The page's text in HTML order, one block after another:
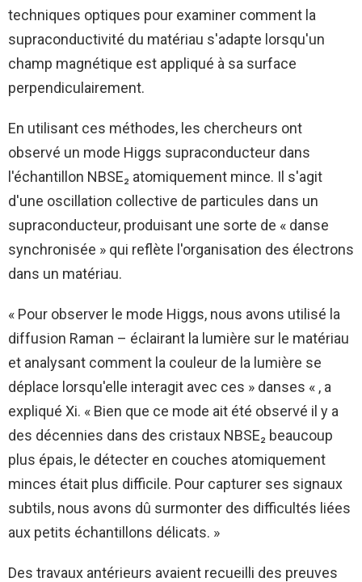
techniques optiques pour examiner comment la
supraconductivité du matériau s'adapte lorsqu'un
champ magnétique est appliqué à sa surface
perpendiculairement.
En utilisant ces méthodes, les chercheurs ont
observé un mode Higgs supraconducteur dans
l'échantillon NBSE₂ atomiquement mince. Il s'agit
d'une oscillation collective de particules dans un
supraconducteur, produisant une sorte de « danse
synchronisée » qui reflète l'organisation des électrons
dans un matériau.
« Pour observer le mode Higgs, nous avons utilisé la
diffusion Raman – éclairant la lumière sur le matériau
et analysant comment la couleur de la lumière se
déplace lorsqu'elle interagit avec ces » danses « , a
expliqué Xi. « Bien que ce mode ait été observé il y a
des décennies dans des cristaux NBSE₂ beaucoup
plus épais, le détecter en couches atomiquement
minces était plus difficile. Pour capturer ses signaux
subtils, nous avons dû surmonter des difficultés liées
aux petits échantillons délicats. »
Des travaux antérieurs avaient recueilli des preuves